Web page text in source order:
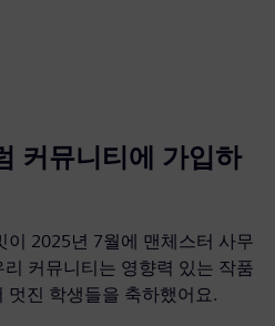
커뮤니티에 가입하
이 2025년 7월에 맨체스터 사무
커뮤니티는 영향력 있는 작품
멋진 학생들을 축하했어요.